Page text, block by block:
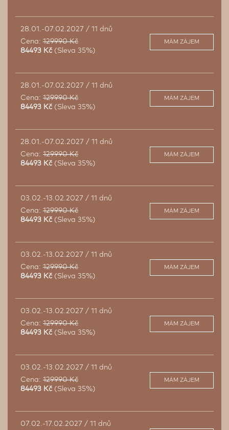
28.01.-07.02.2027 / 11 dnů
Cena: 129990 Kč
84493 Kč (Sleva 35%)
MÁM ZÁJEM
28.01.-07.02.2027 / 11 dnů
Cena: 129990 Kč
84493 Kč (Sleva 35%)
MÁM ZÁJEM
28.01.-07.02.2027 / 11 dnů
Cena: 129990 Kč
84493 Kč (Sleva 35%)
MÁM ZÁJEM
03.02.-13.02.2027 / 11 dnů
Cena: 129990 Kč
84493 Kč (Sleva 35%)
MÁM ZÁJEM
03.02.-13.02.2027 / 11 dnů
Cena: 129990 Kč
84493 Kč (Sleva 35%)
MÁM ZÁJEM
03.02.-13.02.2027 / 11 dnů
Cena: 129990 Kč
84493 Kč (Sleva 35%)
MÁM ZÁJEM
03.02.-13.02.2027 / 11 dnů
Cena: 129990 Kč
84493 Kč (Sleva 35%)
MÁM ZÁJEM
07.02.-17.02.2027 / 11 dnů